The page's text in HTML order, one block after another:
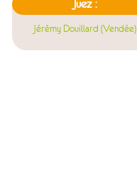
Juez :
Jérémy Douillard (Vendée)